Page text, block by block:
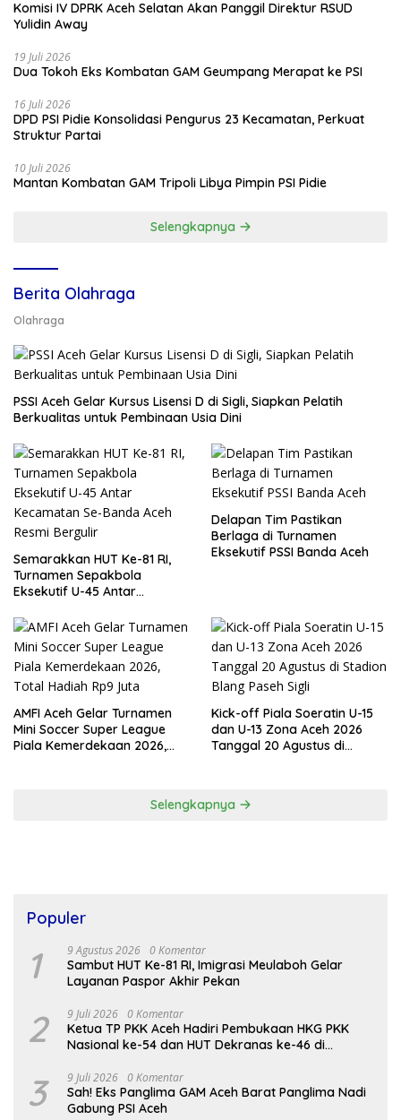
Komisi IV DPRK Aceh Selatan Akan Panggil Direktur RSUD
Yulidin Away
19 Juli 2026
Dua Tokoh Eks Kombatan GAM Geumpang Merapat ke PSI
16 Juli 2026
DPD PSI Pidie Konsolidasi Pengurus 23 Kecamatan, Perkuat
Struktur Partai
10 Juli 2026
Mantan Kombatan GAM Tripoli Libya Pimpin PSI Pidie
Selengkapnya
Berita Olahraga
Olahraga
PSSI Aceh Gelar Kursus Lisensi D di Sigli, Siapkan Pelatih
Berkualitas untuk Pembinaan Usia Dini
Semarakkan HUT Ke-81 RI,
Turnamen Sepakbola
Eksekutif U-45 Antar
Resmi Bergulir
Delapan Tim Pastikan
Berlaga di Turnamen
Eksekutif PSSI Banda Aceh
AMFI Aceh Gelar Turnamen
Mini Soccer Super League
Piala Kemerdekaan 2026,
Kick-off Piala Soeratin U-15
dan U-13 Zona Aceh 2026
Tanggal 20 Agustus di
Selengkapnya
Populer
1 9 Agustus 2026 0 Komentar
Sambut HUT Ke-81 RI, Imigrasi Meulaboh Gelar
Layanan Paspor Akhir Pekan
2 9 Juli 2026 0 Komentar
Ketua TP PKK Aceh Hadiri Pembukaan HKG PKK
Nasional ke-54 dan HUT Dekranas ke-46 di
3 9 Juli 2026 0 Komentar
Sah! Eks Panglima GAM Aceh Barat Panglima Nadi
Gabung PSI Aceh